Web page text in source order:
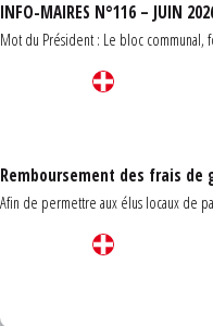
INFO-MAIRES N°116 – JUIN
Mot du Président : Le bloc
Remboursement des frais de
Afin de permettre aux élus locaux de